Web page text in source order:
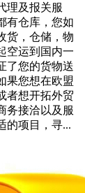
理及报关服
有仓库，您如
货，仓储，物
空运到国内一
了您的货物送
果您想在欧盟
者想开拓外贸
务接洽以及服
的项目，寻...